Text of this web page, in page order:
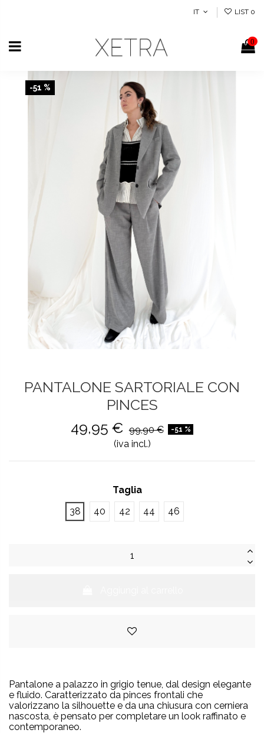
IT LIST 0
0
-51 %
PANTALONE SARTORIALE CON
PINCES
49,95 € 99,90 € -51 %
(iva incl.)
Taglia
38
40 42 44 46
Pantalone a palazzo in grigio tenue, dal design elegante
e fluido. Caratterizzato da pinces frontali che
valorizzano la silhouette e da una chiusura con cerniera
nascosta, è pensato per completare un look raffinato e
contemporaneo.